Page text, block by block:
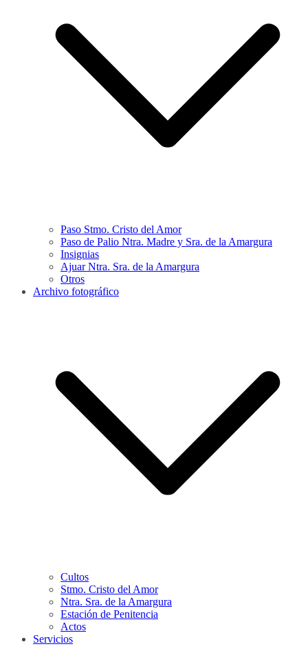
Paso Stmo. Cristo del Amor
Paso de Palio Ntra. Madre y Sra. de la Amargura
Insignias
Ajuar Ntra. Sra. de la Amargura
Otros
Archivo fotográfico
Cultos
Stmo. Cristo del Amor
Ntra. Sra. de la Amargura
Estación de Penitencia
Actos
Servicios